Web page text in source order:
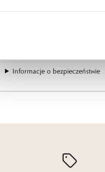
Informacje o bezpieczeństwie